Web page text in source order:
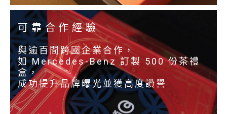
可靠合作經驗
與逾百間跨國企業合作，
如 Mercedes-Benz 訂製 500 份茶禮
盒，
成功提升品牌曝光並獲高度讚譽